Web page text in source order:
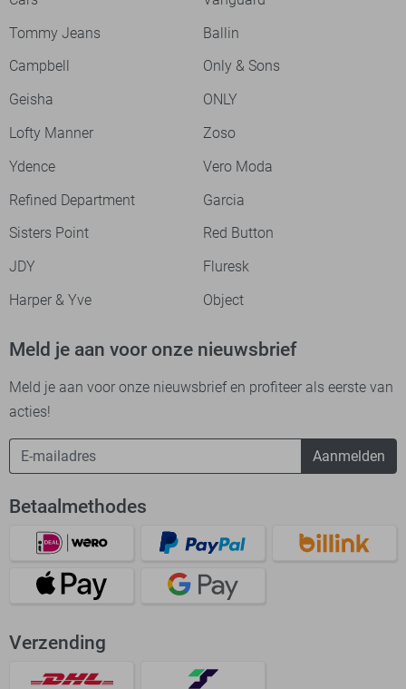
Tommy Jeans
Ballin
Campbell
Only & Sons
Geisha
ONLY
Lofty Manner
Zoso
Ydence
Vero Moda
Refined Department
Garcia
Sisters Point
Red Button
JDY
Fluresk
Harper & Yve
Object
Meld je aan voor onze nieuwsbrief
Meld je aan voor onze nieuwsbrief en profiteer als eerste van
acties!
Aanmelden
Betaalmethodes
Verzending